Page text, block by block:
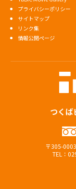
プライバシーポリシー
サイトマップ
リンク集
情報公開ページ
つくば
〒305-
TEL：